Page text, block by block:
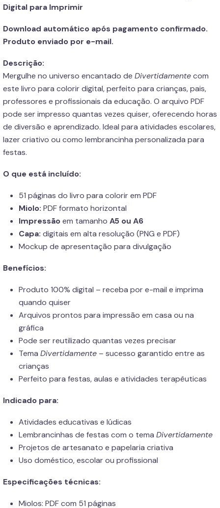
Digital para Imprimir
Download automático após pagamento confirmado.
Produto enviado por e-mail.
Descrição:
Mergulhe no universo encantado de Divertidamentecom
este livro para colorir digital, perfeito para crianças, pais,
professores e profissionais da educação. O arquivo PDF
pode ser impresso quantas vezes quiser, oferecendo horas
de diversão e aprendizado. Ideal para atividades escolares,
lazer criativo ou como lembrancinha personalizada para
festas.
O que está incluído:
51 páginas do livro para colorir em PDF
Miolo: PDF formato horizontal
Impressãoem tamanho A5 ou A6
Capa: digitais em alta resolução (PNG e PDF)
Mockup de apresentação para divulgação
Benefícios:
Produto 100% digital – receba por e-mail e imprima
quando quiser
Arquivos prontos para impressão em casa ou na
gráfica
Pode ser reutilizado quantas vezes precisar
Tema Divertidamente – sucesso garantido entre as
crianças
Perfeito para festas, aulas e atividades terapêuticas
Indicado para:
Atividades educativas e lúdicas
Lembrancinhas de festas com o tema Divertidamente
Projetos de artesanato e papelaria criativa
Uso doméstico, escolar ou profissional
Especificações técnicas:
Miolos: PDF com 51 páginas